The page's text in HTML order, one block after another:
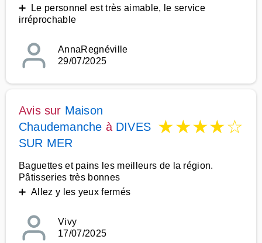
➕ Le personnel est très aimable, le service
irréprochable
AnnaRegnéville
29/07/2025
Avis sur Maison
Chaudemanche à DIVES
SUR MER
★★★★☆
Baguettes et pains les meilleurs de la région.
Pâtisseries très bonnes
➕ Allez y les yeux fermés
Vivy
17/07/2025